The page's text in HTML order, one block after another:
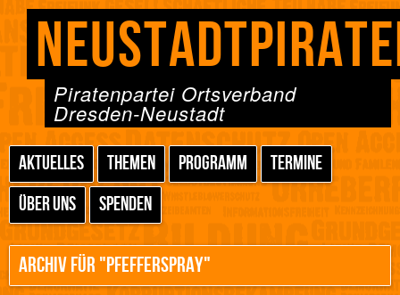
Piratenpartei Ortsverband
Dresden-Neustadt
AKTUELLES THEMEN PROGRAMM
TERMINE
ÜBER UNS
SPENDEN
ARCHIV FÜR "PFEFFERSPRAY"